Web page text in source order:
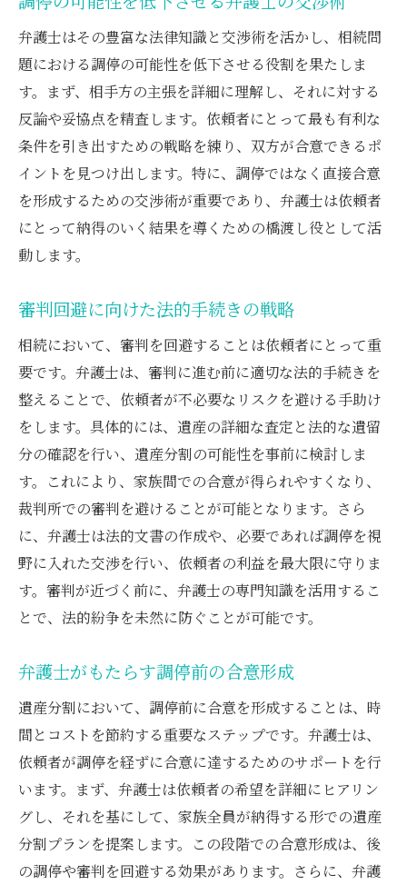
弁護士はその豊富な法律知識と交渉術を活かし、相続問
題における調停の可能性を低下させる役割を果たしま
す。まず、相手方の主張を詳細に理解し、それに対する
反論や妥協点を精査します。依頼者にとって最も有利な
条件を引き出すための戦略を練り、双方が合意できるポ
イントを見つけ出します。特に、調停ではなく直接合意
を形成するための交渉術が重要であり、弁護士は依頼者
にとって納得のいく結果を導くための橋渡し役として活
動します。
審判回避に向けた法的手続きの戦略
相続において、審判を回避することは依頼者にとって重
要です。弁護士は、審判に進む前に適切な法的手続きを
整えることで、依頼者が不必要なリスクを避ける手助け
をします。具体的には、遺産の詳細な査定と法的な遺留
分の確認を行い、遺産分割の可能性を事前に検討しま
す。これにより、家族間での合意が得られやすくなり、
裁判所での審判を避けることが可能となります。さら
に、弁護士は法的文書の作成や、必要であれば調停を視
野に入れた交渉を行い、依頼者の利益を最大限に守りま
す。審判が近づく前に、弁護士の専門知識を活用するこ
とで、法的紛争を未然に防ぐことが可能です。
弁護士がもたらす調停前の合意形成
遺産分割において、調停前に合意を形成することは、時
間とコストを節約する重要なステップです。弁護士は、
依頼者が調停を経ずに合意に達するためのサポートを行
います。まず、弁護士は依頼者の希望を詳細にヒアリン
グし、それを基にして、家族全員が納得する形での遺産
分割プランを提案します。この段階での合意形成は、後
の調停や審判を回避する効果があります。さらに、弁護